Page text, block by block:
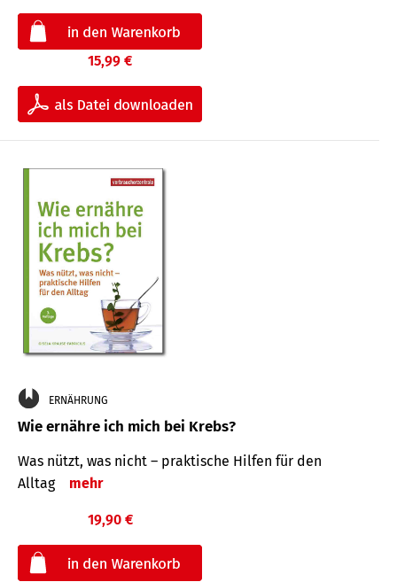
15,99 €
ERNÄHRUNG
Wie ernähre ich mich bei Krebs?
Was nützt, was nicht – praktische Hilfen für den
Alltag
mehr
19,90 €